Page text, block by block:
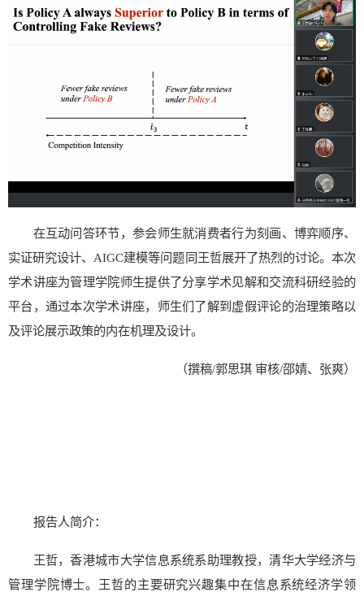
在互动问答环节，参会师生就消费者行为刻画、博弈顺序、
实证研究设计、AIGC建模等问题同王哲展开了热烈的讨论。本次
学术讲座为管理学院师生提供了分享学术见解和交流科研经验的
平台，通过本次学术讲座，师生们了解到虚假评论的治理策略以
及评论展示政策的内在机理及设计。
（撰稿/郭思琪 审核/邵婧、张爽）
报告人简介：
王哲，香港城市大学信息系统系助理教授，清华大学经济与
管理学院博士。王哲的主要研究兴趣集中在信息系统经济学领